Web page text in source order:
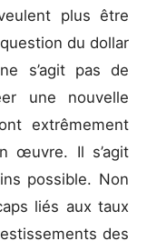
plus être
du dollar
s’agit pas de
une nouvelle
extrêmement
œuvre. Il s’agit
possible. Non
liés aux taux
des